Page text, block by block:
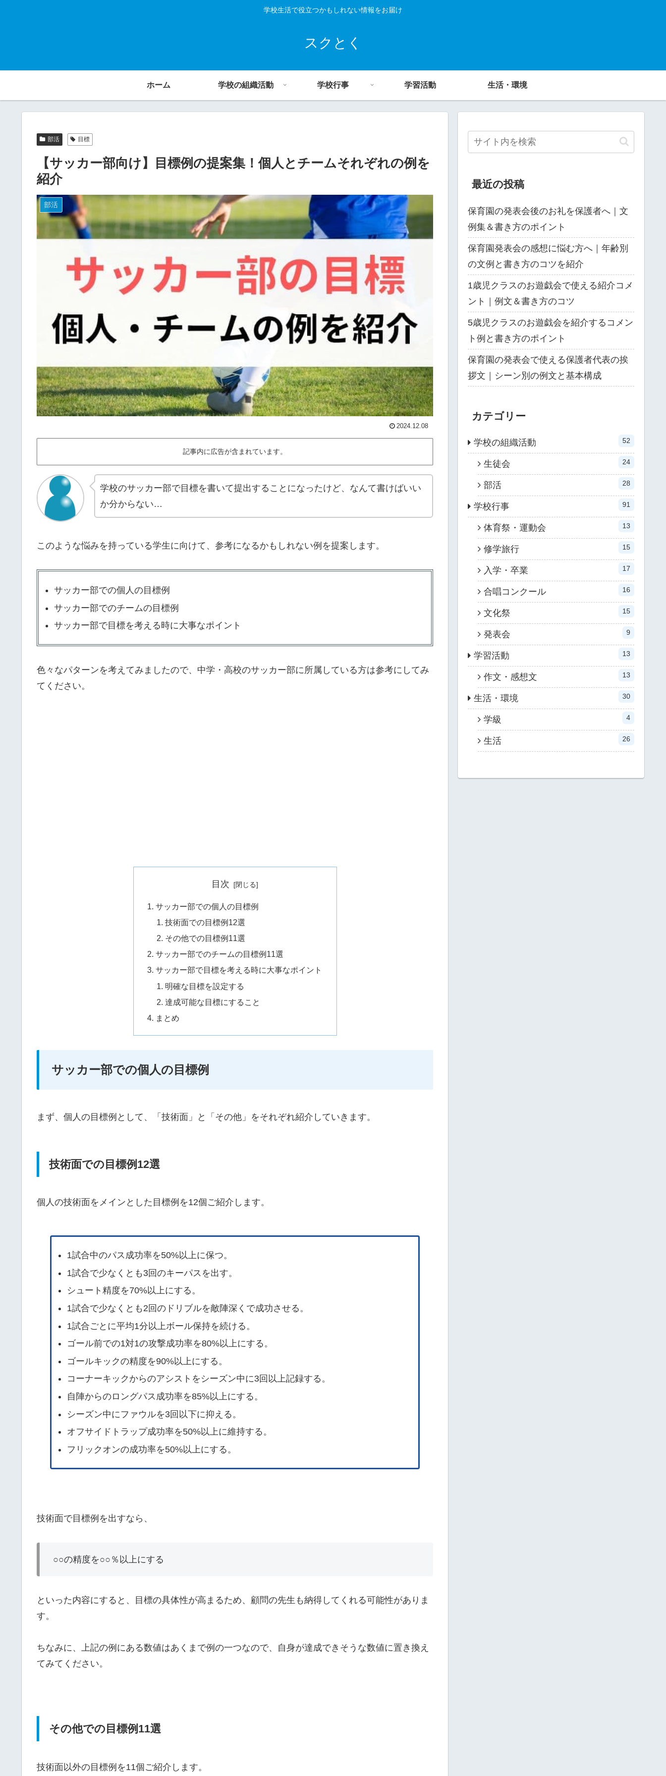
学校生活で役立つかもしれない情報をお届け
スクとく
ホーム 学校の組織活動 学校行事 学習活動 生活・環境
部活 目標
【サッカー部向け】目標例の提案集！個人とチームそれぞれの例を
紹介
部活
2024.12.08
記事内に広告が含まれています。
学校のサッカー部で目標を書いて提出することになったけど、なんて書けばいい
か分からない…
このような悩みを持っている学生に向けて、参考になるかもしれない例を提案します。
サッカー部での個人の目標例
サッカー部でのチームの目標例
サッカー部で目標を考える時に大事なポイント
色々なパターンを考えてみましたので、中学・高校のサッカー部に所属している方は参考にしてみ
てください。
目次
サッカー部での個人の目標例
技術面での目標例12選
その他での目標例11選
サッカー部でのチームの目標例11選
サッカー部で目標を考える時に大事なポイント
明確な目標を設定する
達成可能な目標にすること
まとめ
サッカー部での個人の目標例
まず、個人の目標例として、「技術面」と「その他」をそれぞれ紹介していきます。
技術面での目標例12選
個人の技術面をメインとした目標例を12個ご紹介します。
1試合中のパス成功率を50%以上に保つ。
1試合で少なくとも3回のキーパスを出す。
シュート精度を70%以上にする。
1試合で少なくとも2回のドリブルを敵陣深くで成功させる。
1試合ごとに平均1分以上ボール保持を続ける。
ゴール前での1対1の攻撃成功率を80%以上にする。
ゴールキックの精度を90%以上にする。
コーナーキックからのアシストをシーズン中に3回以上記録する。
自陣からのロングパス成功率を85%以上にする。
シーズン中にファウルを3回以下に抑える。
オフサイドトラップ成功率を50%以上に維持する。
フリックオンの成功率を50%以上にする。
技術面で目標例を出すなら、
○○の精度を○○％以上にする
といった内容にすると、目標の具体性が高まるため、顧問の先生も納得してくれる可能性がありま
す。
ちなみに、上記の例にある数値はあくまで例の一つなので、自身が達成できそうな数値に置き換え
てみてください。
その他での目標例11選
技術面以外の目標例を11個ご紹介します。
最近の投稿
保育園の発表会後のお礼を保護者へ｜文
例集＆書き方のポイント
保育園発表会の感想に悩む方へ｜年齢別
の文例と書き方のコツを紹介
1歳児クラスのお遊戯会で使える紹介コメ
ント｜例文＆書き方のコツ
5歳児クラスのお遊戯会を紹介するコメン
ト例と書き方のポイント
保育園の発表会で使える保護者代表の挨
拶文｜シーン別の例文と基本構成
カテゴリー
学校の組織活動 52
生徒会 24
部活 28
学校行事 91
体育祭・運動会 13
修学旅行 15
入学・卒業 17
合唱コンクール 16
文化祭 15
発表会 9
学習活動 13
作文・感想文 13
生活・環境 30
学級 4
生活 26